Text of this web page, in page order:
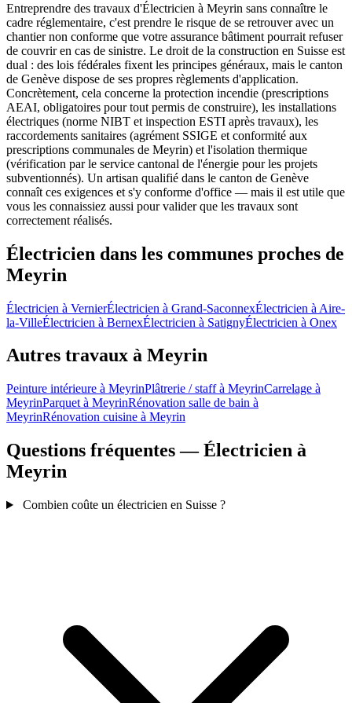
Entreprendre des travaux d'Électricien à Meyrin sans connaître le
cadre réglementaire, c'est prendre le risque de se retrouver avec un
chantier non conforme que votre assurance bâtiment pourrait refuser
de couvrir en cas de sinistre. Le droit de la construction en Suisse est
dual : des lois fédérales fixent les principes généraux, mais le canton
de Genève dispose de ses propres règlements d'application.
Concrètement, cela concerne la protection incendie (prescriptions
AEAI, obligatoires pour tout permis de construire), les installations
électriques (norme NIBT et inspection ESTI après travaux), les
raccordements sanitaires (agrément SSIGE et conformité aux
prescriptions communales de Meyrin) et l'isolation thermique
(vérification par le service cantonal de l'énergie pour les projets
subventionnés). Un artisan qualifié dans le canton de Genève
connaît ces exigences et s'y conforme d'office — mais il est utile que
vous les connaissiez aussi pour valider que les travaux sont
correctement réalisés.
Électricien dans les communes proches de
Meyrin
Électricien à VernierÉlectricien à Grand-SaconnexÉlectricien à Aire-
la-VilleÉlectricien à BernexÉlectricien à SatignyÉlectricien à Onex
Autres travaux à Meyrin
Peinture intérieure à MeyrinPlâtrerie / staff à MeyrinCarrelage à
MeyrinParquet à MeyrinRénovation salle de bain à
MeyrinRénovation cuisine à Meyrin
Questions fréquentes — Électricien à
Meyrin
Combien coûte un électricien en Suisse ?